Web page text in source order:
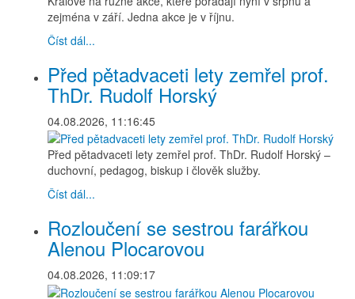
zejména v září. Jedna akce je v říjnu.
Číst dál...
Před pětadvaceti lety zemřel prof.
ThDr. Rudolf Horský
04.08.2026, 11:16:45
Před pětadvaceti lety zemřel prof. ThDr. Rudolf Horský –
duchovní, pedagog, biskup i člověk služby.
Číst dál...
Rozloučení se sestrou farářkou
Alenou Plocarovou
04.08.2026, 11:09:17